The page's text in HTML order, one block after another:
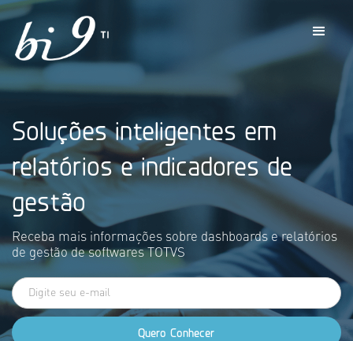
Soluções inteligentes em
relatórios e indicadores de
gestão
Receba mais informações sobre dashboards e relatórios
de gestão de softwares TOTVS